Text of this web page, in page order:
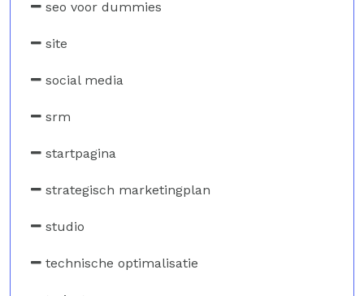
seo voor dummies
site
social media
srm
startpagina
strategisch marketingplan
studio
technische optimalisatie